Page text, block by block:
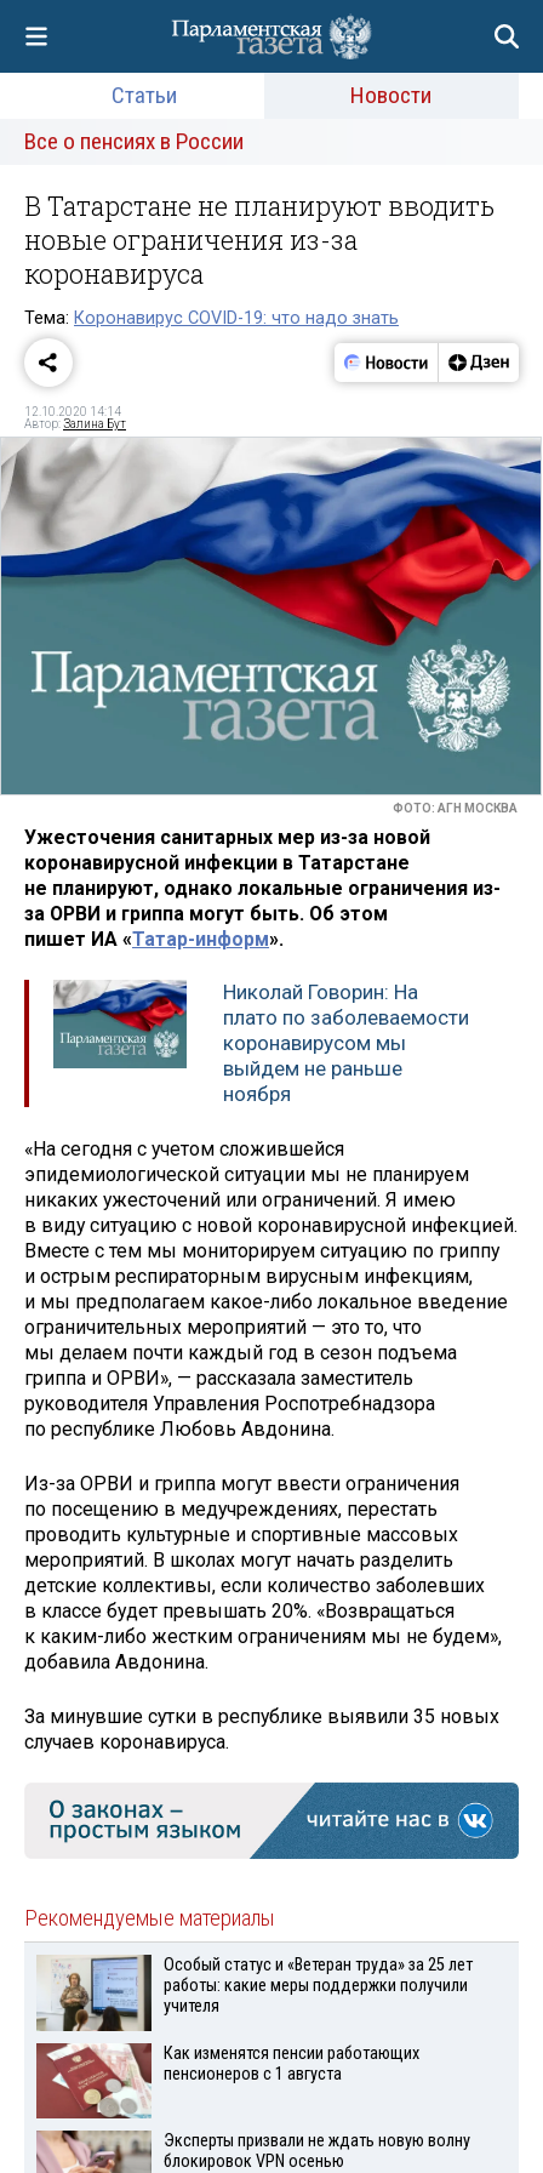
Статьи
Новости
Все о пенсиях в России
В Татарстане не планируют вводить
новые ограничения из-за
коронавируса
Тема: Коронавирус COVID-19: что надо знать
12.10.2020 14:14
Автор:Залина Бут
ФОТО: АГН МОСКВА
Ужесточения санитарных мер из-за новой
коронавирусной инфекции в Татарстане
не планируют, однако локальные ограничения из-
за ОРВИ и гриппа могут быть. Об этом
пишет ИА «Татар-информ».
Николай Говорин: На
плато по заболеваемости
коронавирусом мы
выйдем не раньше
ноября
«На сегодня с учетом сложившейся
эпидемиологической ситуации мы не планируем
никаких ужесточений или ограничений. Я имею
в виду ситуацию с новой коронавирусной инфекцией.
Вместе с тем мы мониторируем ситуацию по гриппу
и острым респираторным вирусным инфекциям,
и мы предполагаем какое-либо локальное введение
ограничительных мероприятий — это то, что
мы делаем почти каждый год в сезон подъема
гриппа и ОРВИ», — рассказала заместитель
руководителя Управления Роспотребнадзора
по республике Любовь Авдонина.
Из-за ОРВИ и гриппа могут ввести ограничения
по посещению в медучреждениях, перестать
проводить культурные и спортивные массовых
мероприятий. В школах могут начать разделить
детские коллективы, если количество заболевших
в классе будет превышать 20%. «Возвращаться
к каким-либо жестким ограничениям мы не будем»,
добавила Авдонина.
За минувшие сутки в республике выявили 35 новых
случаев коронавируса.
Рекомендуемые материалы
Особый статус и «Ветеран труда» за 25 лет
работы: какие меры поддержки получили
учителя
Как изменятся пенсии работающих
пенсионеров с 1 августа
Эксперты призвали не ждать новую волну
блокировок VPN осенью